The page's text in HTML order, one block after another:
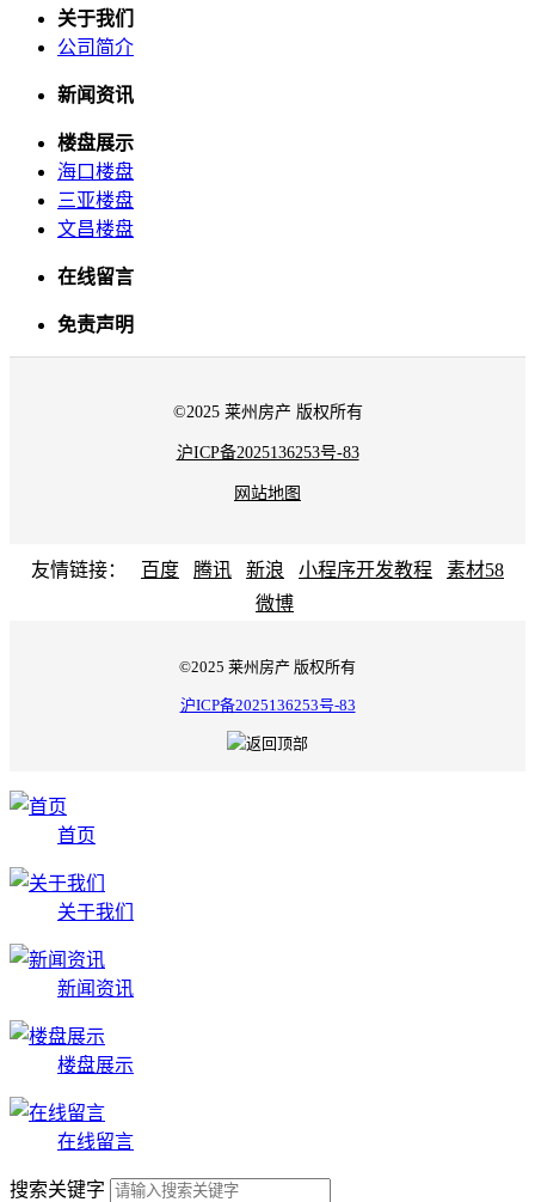
关于我们
公司简介
新闻资讯
楼盘展示
海口楼盘
三亚楼盘
文昌楼盘
在线留言
免责声明
©2025 莱州房产 版权所有
沪ICP备2025136253号-83
网站地图
友情链接： 百度 腾讯 新浪 小程序开发教程
素材58
微博
©2025 莱州房产 版权所有
沪ICP备2025136253号-83
首页
关于我们
新闻资讯
楼盘展示
在线留言
搜索关键字